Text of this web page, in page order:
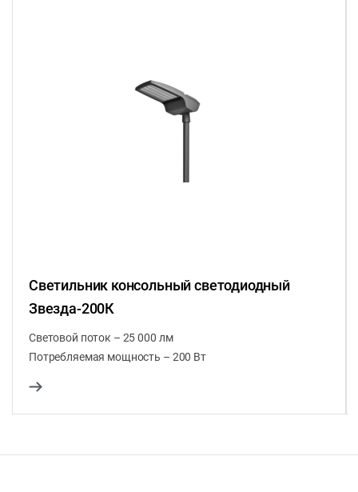
Светильник консольный светодиодный
Звезда-200К
Световой поток – 25 000 лм
Потребляемая мощность – 200 Вт